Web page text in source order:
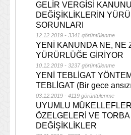
GELİR VERGİSİ
DEĞİŞİKLİKLERİN
SORUNLARI
12.12.2019 - 3341 görüntülenme
YENİ KANUNDA NE, NE
YÜRÜRLÜĞE GİRİYOR
10.12.2019 - 3237 görüntülenme
YENİ TEBLİGAT
TEBLİGAT (Bir gece
03.12.2019 - 4119 görüntülenme
UYUMLU
ÖZELGELERİ VE
DEĞİŞİKLİKLER